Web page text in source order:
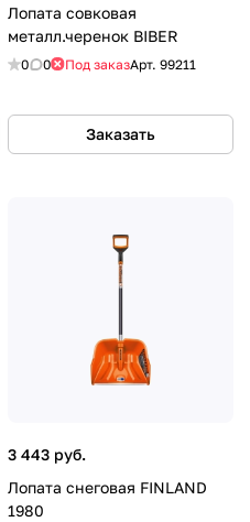
Лопата совковая
металл.черенок BIBER
0 0 Под заказАрт. 99211
Заказать
3 443 руб.
Лопата снеговая FINLAND
1980